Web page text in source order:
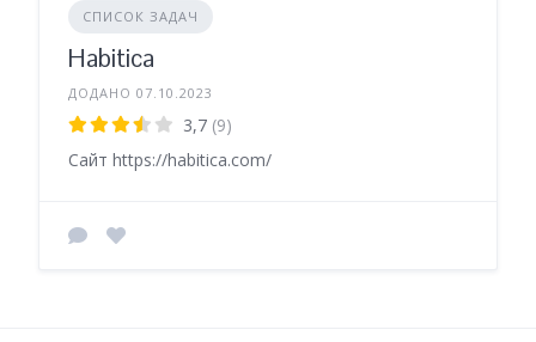
СПИСОК ЗАДАЧ
Habitica
ДОДАНО 07.10.2023
3,7 (9)
Сайт https://habitica.com/